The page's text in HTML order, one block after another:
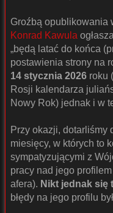
Groźbą opublikowania
Konrad Kawula
„będą latać do końca
postawienia strony na
14 stycznia 2026 roku
Rosji kalendarza
Nowy Rok) jednak i w
Przy okazji, dotarliśmy
miesięcy, w których to
sympatyzującymi z
pracy nad jego
afera). Nikt jednak się
błędy na jego profilu